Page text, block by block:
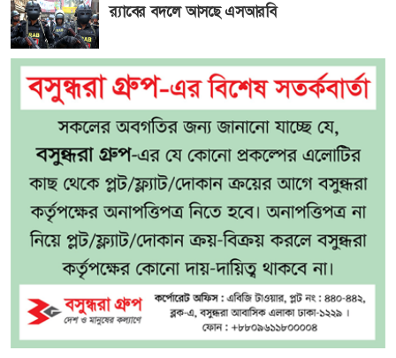
র‍্যাবের বদলে আসছে এসআরবি